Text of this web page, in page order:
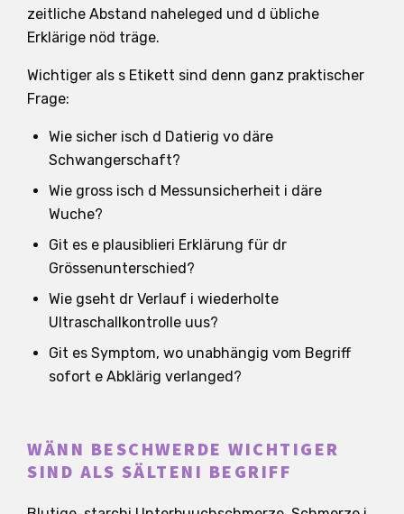
zeitliche Abstand naheleged und d übliche
Erklärige nöd träge.
Wichtiger als s Etikett sind denn ganz praktischer
Frage:
Wie sicher isch d Datierig vo däre
Schwangerschaft?
Wie gross isch d Messunsicherheit i däre
Wuche?
Git es e plausiblieri Erklärung für dr
Grössenunterschied?
Wie gseht dr Verlauf i wiederholte
Ultraschallkontrolle uus?
Git es Symptom, wo unabhängig vom Begriff
sofort e Abklärig verlanged?
WÄNN BESCHWERDE WICHTIGER
SIND ALS SÄLTENI BEGRIFF